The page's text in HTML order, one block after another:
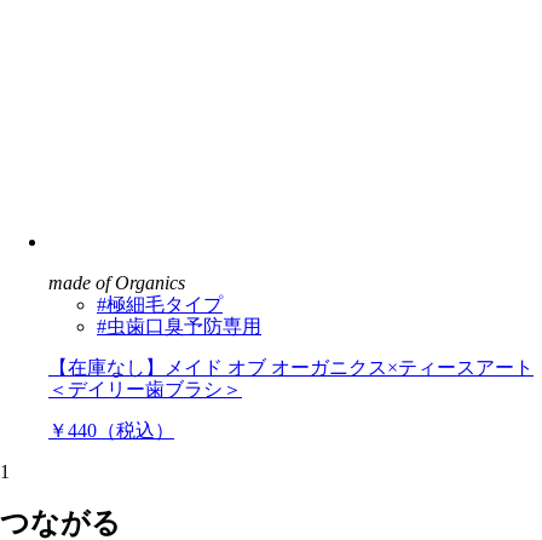
made of Organics
#極細毛タイプ
#虫歯口臭予防専用
【在庫なし】メイド オブ オーガニクス×ティースアート
＜デイリー歯ブラシ＞
￥440（税込）
1
つながる